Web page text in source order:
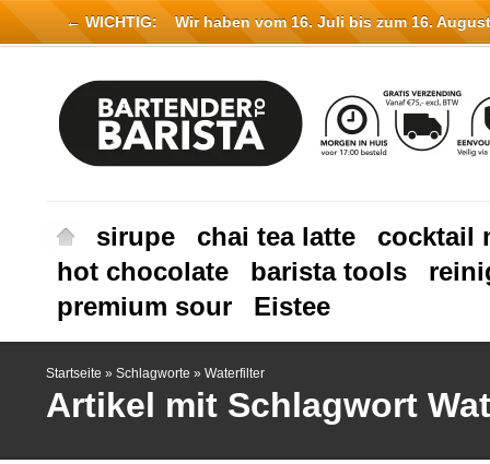
sirupe chai tea latte
cocktail
hot chocolate
barista tools
premium sour
Eistee
Startseite » Schlagworte » Waterfilter
Artikel mit Schlagwort
← WICHTIG: Wir haben vom 16. Juli bis zum 16.